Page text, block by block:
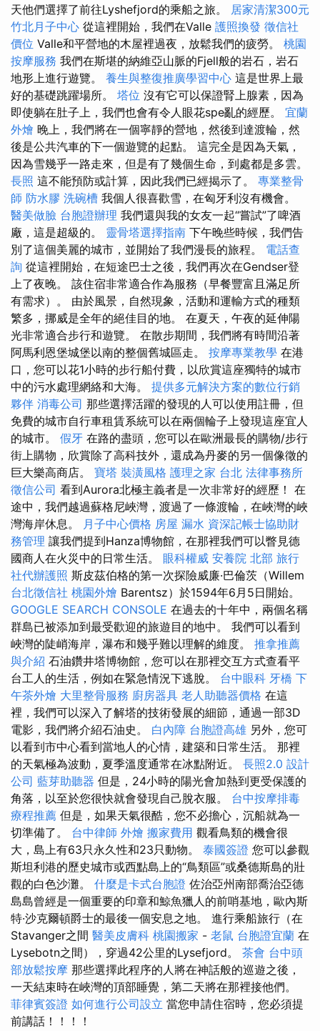
天他們選擇了前往Lyshefjord的乘船之旅。 居家清潔300元
竹北月子中心 從這裡開始，我們在Valle 護照換發 徵信社
價位 Valle和平營地的木屋裡過夜，放鬆我們的疲勞。 桃園
按摩服務 我們在斯堪的納維亞山脈的Fjell般的岩石，岩石
地形上進行遊覽。 養生與整復推廣學習中心 這是世界上最
好的基礎跳躍場所。 塔位 沒有它可以保證腎上腺素，因為
即使躺在肚子上，我們也會有令人眼花spe亂的經歷。 宜蘭
外燴 晚上，我們將在一個寧靜的營地，然後到達渡輪，然
後是公共汽車的下一個遊覽的起點。 這完全是因為天氣，
因為雪幾乎一路走來，但是有了幾個生命，到處都是多雲。
長照 這不能預防或計算，因此我們已經揭示了。 專業整骨
師 防水膠 洗碗槽 我個人很喜歡雪，在匈牙利沒有機會。
醫美做臉 台胞證辦理 我們還與我的女友一起“嘗試”了啤酒
廠，這是超級的。 靈骨塔選擇指南 下午晚些時候，我們告
別了這個美麗的城市，並開始了我們漫長的旅程。 電話查
詢 從這裡開始，在短途巴士之後，我們再次在Gendser登
上了夜晚。 該住宿非常適合作為服務（早餐豐富且滿足所
有需求）。 由於風景，自然現象，活動和運輸方式的種類
繁多，挪威是全年的絕佳目的地。 在夏天，午夜的延伸陽
光非常適合步行和遊覽。 在散步期間，我們將有時間沿著
阿馬利恩堡城堡以南的整個舊城區走。 按摩專業教學 在港
口，您可以花1小時的步行船付費，以欣賞這座獨特的城市
中的污水處理網絡和大海。 提供多元解決方案的數位行銷
夥伴 消毒公司 那些選擇活躍的發現的人可以使用註冊，但
免費的城市自行車租賃系統可以在兩個輪子上發現這座宜人
的城市。 假牙 在路的盡頭，您可以在歐洲最長的購物/步行
街上購物，欣賞除了高科技外，還成為丹麥的另一個像徵的
巨大樂高商店。 寶塔 裝潢風格 護理之家 台北 法律事務所
徵信公司 看到Aurora北極主義者是一次非常好的經歷！ 在
途中，我們越過蘇格尼峽灣，渡過了一條渡輪，在峽灣的峽
灣海岸休息。 月子中心價格 房屋 漏水 資深記帳士協助財
務管理 讓我們提到Hanza博物館，在那裡我們可以瞥見德
國商人在火災中的日常生活。 眼科權威 安養院 北部 旅行
社代辦護照 斯皮茲伯格的第一次探險威廉·巴倫茨（Willem
台北徵信社 桃園外燴 Barentsz）於1594年6月5日開始。
GOOGLE SEARCH CONSOLE 在過去的十年中，兩個名稱
群島已被添加到最受歡迎的旅遊目的地中。 我們可以看到
峽灣的陡峭海岸，瀑布和幾乎難以理解的維度。 推拿推薦
與介紹 石油鑽井塔博物館，您可以在那裡交互方式查看平
台工人的生活，例如在緊急情況下逃脫。 台中眼科 牙橋 下
午茶外燴 大里整骨服務 廚房器具 老人助聽器價格 在這
裡，我們可以深入了解塔的技術發展的細節，通過一部3D
電影，我們將介紹石油史。 白內障 台胞證高雄 另外，您可
以看到市中心看到當地人的心情，建築和日常生活。 那裡
的天氣極為波動，夏季溫度通常在冰點附近。 長照2.0 設計
公司 藍芽助聽器 但是，24小時的陽光會加熱到更受保護的
角落，以至於您很快就會發現自己脫衣服。 台中按摩排毒
療程推薦 但是，如果天氣很酷，您不必擔心，沉船就為一
切準備了。 台中律師 外燴 搬家費用 觀看鳥類的機會很
大，島上有63只永久性和23只動物。 泰國簽證 您可以參觀
斯坦利港的歷史城市或西點島上的“鳥類區”或桑德斯島的壯
觀的白色沙灘。 什麼是卡式台胞證 佐治亞州南部喬治亞德
島島曾經是一個重要的印章和鯨魚獵人的前哨基地，歐內斯
特·沙克爾頓爵士的最後一個安息之地。 進行乘船旅行（在
Stavanger之間 醫美皮膚科 桃園搬家 - 老鼠 台胞證宜蘭 在
Lysebotn之間），穿過42公里的Lysefjord。 茶會 台中頭
部放鬆按摩 那些選擇此程序的人將在神話般的巡遊之後，
一天結束時在峽灣的頂部睡覺，第二天將在那裡接他們。
菲律賓簽證 如何進行公司設立 當您申請住宿時，您必須提
前講話！！！！